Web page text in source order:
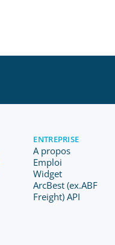
ENTREPRISE
A propos
Emploi
Widget
ArcBest (ex.ABF
Freight) API